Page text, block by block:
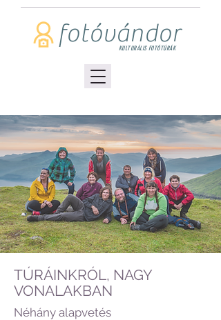
fotóvándor
KULTURÁLIS FOTÓTÚRÁK
TÚRÁINKRÓL, NAGY
VONALAKBAN
Néhány alapvetés